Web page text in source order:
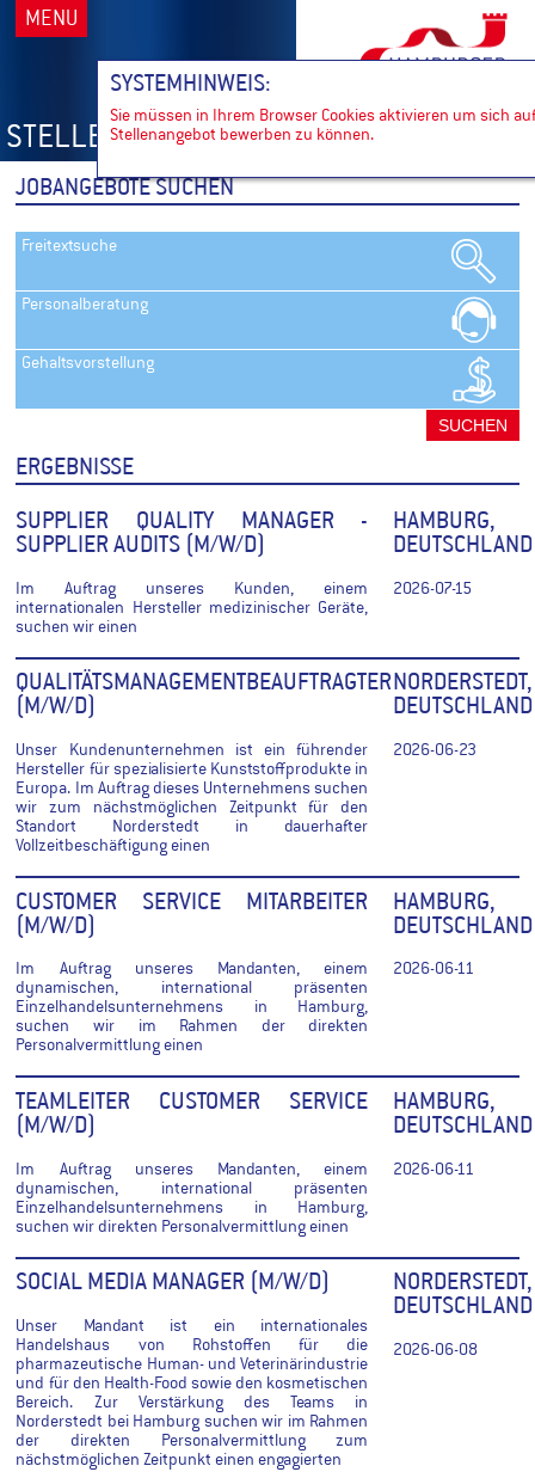
MENU
STELLENANZEIGEN SUCHEN
JOBANGEBOTE SUCHEN
Freitextsuche
Personalberatung
Gehaltsvorstellung
ERGEBNISSE
SUPPLIER QUALITY MANAGER -
SUPPLIER AUDITS (M/W/D)
Im Auftrag unseres Kunden, einem
internationalen Hersteller medizinischer Geräte,
suchen wir einen
HAMBURG,
DEUTSCHLAND
2026-07-15
QUALITÄTSMANAGEMENTBEAUFTRAGTER
(M/W/D)
Unser Kundenunternehmen ist ein führender
Hersteller für spezialisierte Kunststoffprodukte in
Europa. Im Auftrag dieses Unternehmens suchen
wir zum nächstmöglichen Zeitpunkt für den
Standort Norderstedt in dauerhafter
Vollzeitbeschäftigung einen
NORDERSTEDT,
DEUTSCHLAND
2026-06-23
CUSTOMER SERVICE MITARBEITER
(M/W/D)
Im Auftrag unseres Mandanten, einem
dynamischen, international präsenten
Einzelhandelsunternehmens in Hamburg,
suchen wir im Rahmen der direkten
Personalvermittlung einen
HAMBURG,
DEUTSCHLAND
2026-06-11
TEAMLEITER CUSTOMER SERVICE
(M/W/D)
Im Auftrag unseres Mandanten, einem
dynamischen, international präsenten
Einzelhandelsunternehmens in Hamburg,
suchen wir direkten Personalvermittlung einen
HAMBURG,
DEUTSCHLAND
2026-06-11
SOCIAL MEDIA MANAGER (M/W/D)
Unser Mandant ist ein internationales
Handelshaus von Rohstoffen für die
pharmazeutische Human- und Veterinärindustrie
und für den Health-Food sowie den kosmetischen
Bereich. Zur Verstärkung des Teams in
Norderstedt bei Hamburg suchen wir im Rahmen
der direkten Personalvermittlung zum
nächstmöglichen Zeitpunkt einen engagierten
NORDERSTEDT,
DEUTSCHLAND
2026-06-08
SYSTEMHINWEIS:
Sie müssen in Ihrem Browser Cookies aktivieren um sich
Stellenangebot bewerben zu können.